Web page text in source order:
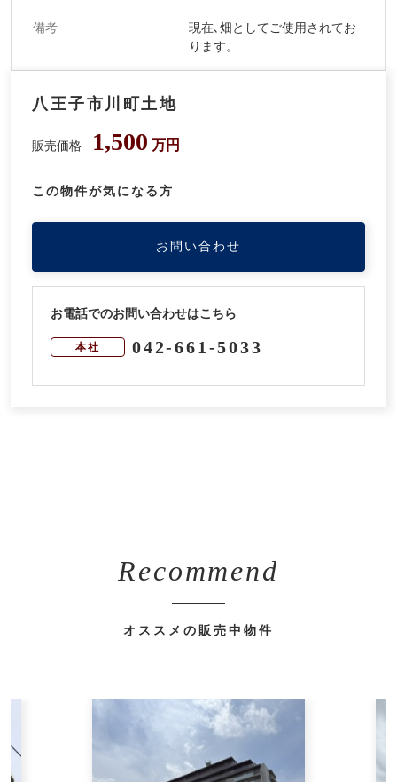
備考
現在､畑としてご使用されてお
ります。
八王子市川町土地
販売価格 1,500 万円
この物件が気になる方
お問い合わせ
お電話でのお問い合わせはこちら
本社 042-661-5033
Recommend
オススメの販売中物件